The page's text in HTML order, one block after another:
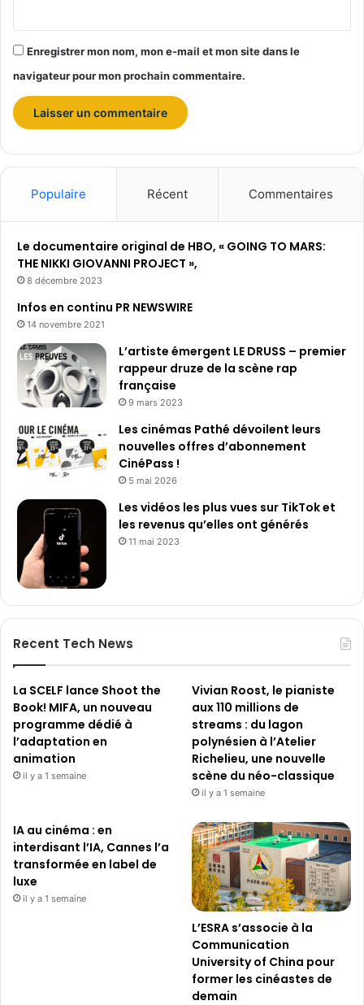
Enregistrer mon nom, mon e-mail et mon site dans le
navigateur pour mon prochain commentaire.
Populaire Récent Commentaires
Le documentaire original de HBO, « GOING TO MARS:
THE NIKKI GIOVANNI PROJECT »,
8 décembre 2023
Infos en continu PR NEWSWIRE
14 novembre 2021
L’artiste émergent LE DRUSS – premier
rappeur druze de la scène rap
française
9 mars 2023
Les cinémas Pathé dévoilent leurs
nouvelles offres d’abonnement
CinéPass !
5 mai 2026
Les vidéos les plus vues sur TikTok et
les revenus qu’elles ont générés
11 mai 2023
Recent Tech News
La SCELF lance Shoot the
Book! MIFA, un nouveau
programme dédié à
l’adaptation en
animation
il y a 1 semaine
Vivian Roost, le pianiste
aux 110 millions de
streams : du lagon
polynésien à l’Atelier
Richelieu, une nouvelle
scène du néo-classique
il y a 1 semaine
IA au cinéma : en
interdisant l’IA, Cannes l’a
transformée en label de
luxe
il y a 1 semaine
L’ESRA s’associe à la
Communication
University of China pour
former les cinéastes de
demain